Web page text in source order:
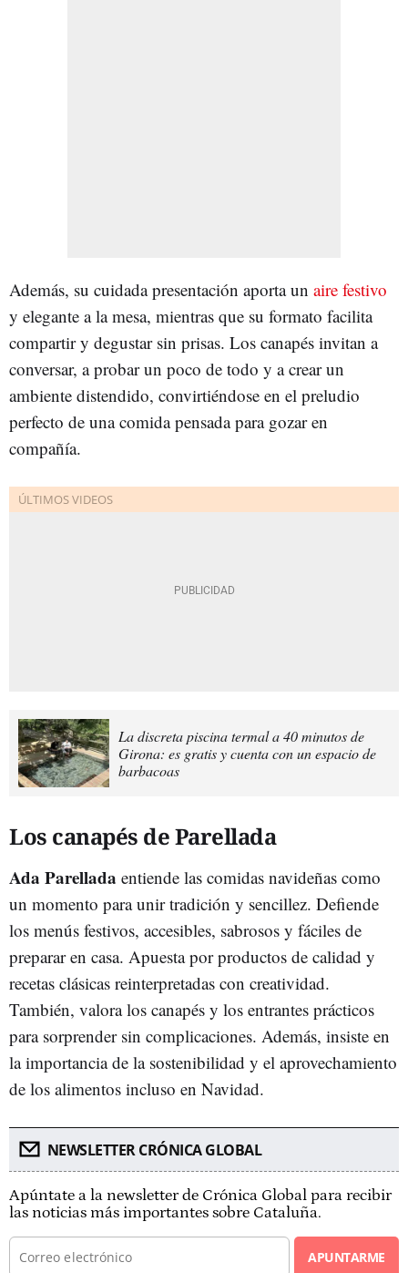
Además, su cuidada presentación aporta un aire festivo
y elegante a la mesa, mientras que su formato facilita
compartir y degustar sin prisas. Los canapés invitan a
conversar, a probar un poco de todo y a crear un
ambiente distendido, convirtiéndose en el preludio
perfecto de una comida pensada para gozar en
compañía.
La discreta piscina termal a 40 minutos de
Girona: es gratis y cuenta con un espacio de
barbacoas
Los canapés de Parellada
Ada Parellada entiende las comidas navideñas como
un momento para unir tradición y sencillez. Defiende
los menús festivos, accesibles, sabrosos y fáciles de
preparar en casa. Apuesta por productos de calidad y
recetas clásicas reinterpretadas con creatividad.
También, valora los canapés y los entrantes prácticos
para sorprender sin complicaciones. Además, insiste en
la importancia de la sostenibilidad y el aprovechamiento
de los alimentos incluso en Navidad.
NEWSLETTER CRÓNICA GLOBAL
Apúntate a la newsletter de Crónica Global para recibir
las noticias más importantes sobre Cataluña.
APUNTARME